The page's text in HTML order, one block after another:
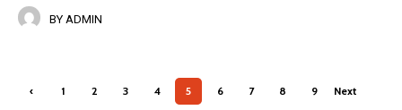
BY ADMIN
‹
1 2 3 4 5 6 7 8 9
Next